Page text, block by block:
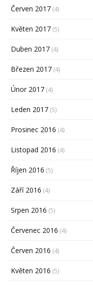
Červen 2017 (4)
Květen 2017 (5)
Duben 2017 (4)
Březen 2017 (4)
Únor 2017 (4)
Leden 2017 (5)
Prosinec 2016 (4)
Listopad 2016 (4)
Říjen 2016 (5)
Září 2016 (4)
Srpen 2016 (5)
Červenec 2016 (4)
Červen 2016 (4)
Květen 2016 (5)